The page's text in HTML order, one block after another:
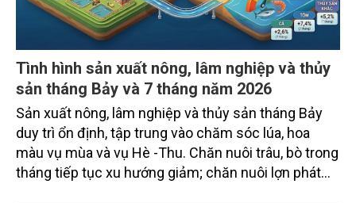
Tình hình sản xuất nông, lâm nghiệp và thủy
sản tháng Bảy và 7 tháng năm 2026
Sản xuất nông, lâm nghiệp và thủy sản tháng Bảy
duy trì ổn định, tập trung vào chăm sóc lúa, hoa
màu vụ mùa và vụ Hè -Thu. Chăn nuôi trâu, bò trong
tháng tiếp tục xu hướng giảm; chăn nuôi lợn phát